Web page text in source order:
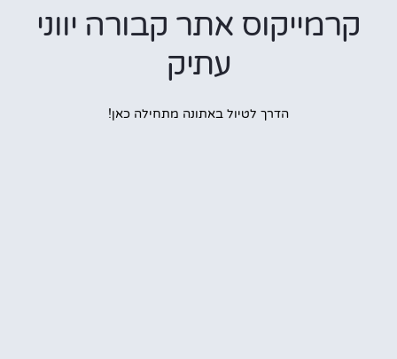
אתר קבורה יווני
עתיק
הדרך לטיול באתונה מתחילה כאן!